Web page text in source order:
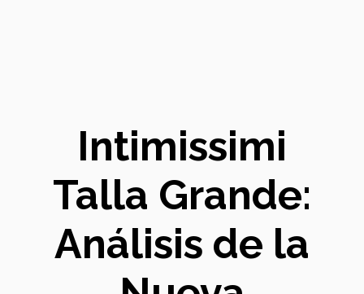
Intimissimi
Talla Grande:
Análisis de la